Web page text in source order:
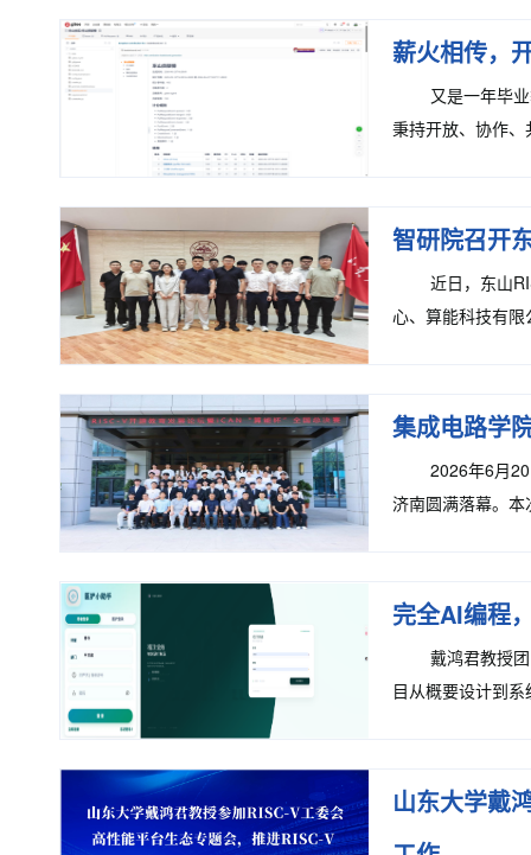
薪火相传，
又是一年毕
秉持开放、协作
智研院召开
近日，东山
心、算能科技有
集成电路学
2026年6月
济南圆满落幕。
完全AI编程
戴鸿君教授
目从概要设计到
山东大学戴